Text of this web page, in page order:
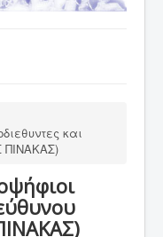
και
ΠΙΝΑΚΑΣ)